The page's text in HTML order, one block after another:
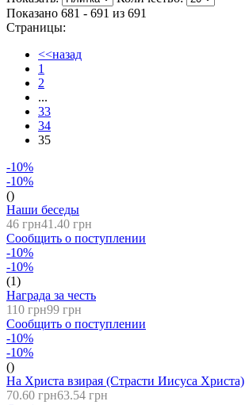
Показано 681 - 691 из 691
Страницы:
<<назад
1
2
...
33
34
35
-10%
-10%
()
Наши беседы
46 грн41.40 грн
Сообщить о поступлении
-10%
-10%
(1)
Награда за честь
110 грн99 грн
Сообщить о поступлении
-10%
-10%
()
На Христа взирая (Страсти Иисуса Христа)
70.60 грн63.54 грн